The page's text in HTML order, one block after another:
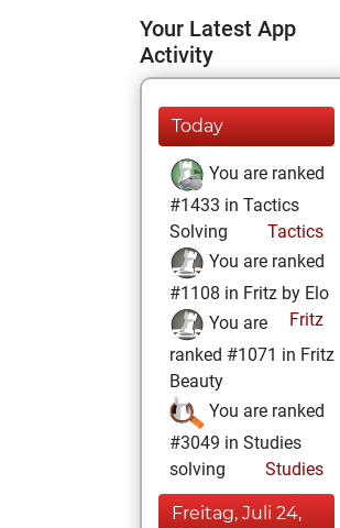
Your Latest App
Activity
Today
You are ranked
#1433 in Tactics
Solving
Tactics
You are ranked
#1108 in Fritz by Elo
Fritz
You are
ranked #1071 in Fritz
Beauty
You are ranked
#3049 in Studies
solving
Studies
Freitag, Juli 24,